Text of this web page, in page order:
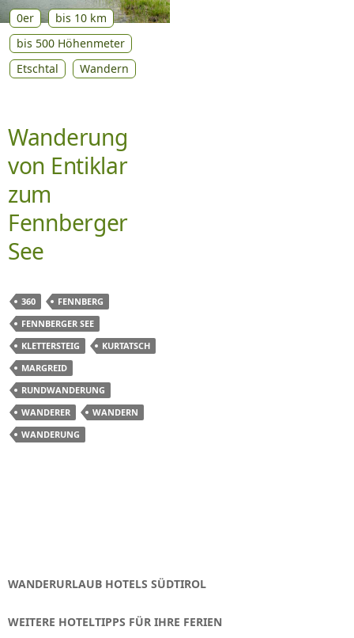
0er
bis 10 km
bis 500 Höhenmeter
Etschtal
Wandern
Wanderung
von Entiklar
zum
Fennberger
See
360
FENNBERG
FENNBERGER SEE
KLETTERSTEIG
KURTATSCH
MARGREID
RUNDWANDERUNG
WANDERER
WANDERN
WANDERUNG
WANDERURLAUB HOTELS SÜDTIROL
WEITERE HOTELTIPPS FÜR IHRE FERIEN